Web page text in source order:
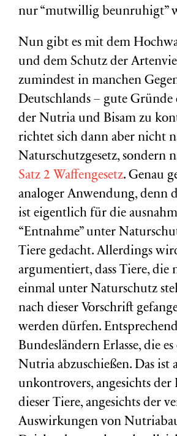
nur “mutwillig beunruhigt”
Nun gibt es mit dem
und dem Schutz der
zumindest in manchen
Deutschlands – gute Gründe
der Nutria und Bisam zu
richtet sich dann aber nicht
Naturschutzgesetz, sondern
Satz 2 Waffengesetz. Genau
analoger Anwendung, denn
ist eigentlich für die
“Entnahme” unter
Tiere gedacht. Allerdings
argumentiert, dass Tiere, die
einmal unter Naturschutz
nach dieser Vorschrift
werden dürfen.
Bundesländern Erlasse, die
Nutria abzuschießen. Das ist
unkontrovers, angesichts
dieser Tiere, angesichts der
Auswirkungen von